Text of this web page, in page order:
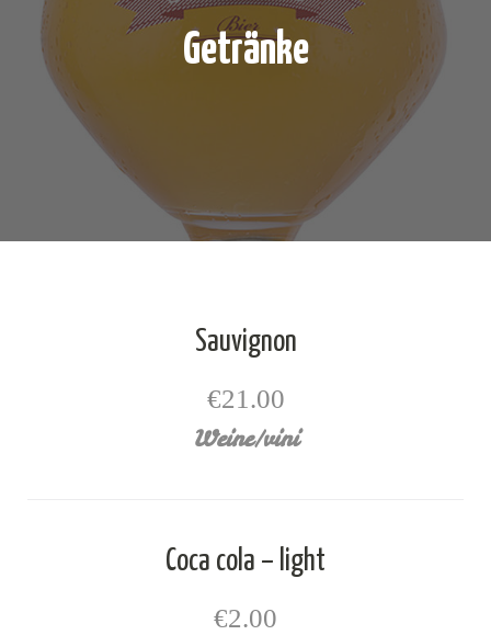
Getränke
Sauvignon
€21.00
Weine/vini
Coca cola – light
€2.00